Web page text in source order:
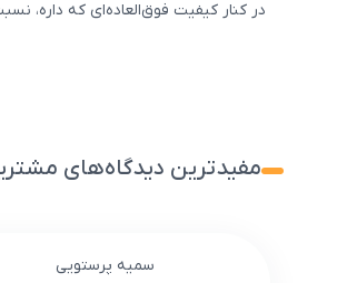
در کنار کیفیت فوق‌العاده‌ای که
مفیدترین دیدگاه‌های
سمیه پرستویی